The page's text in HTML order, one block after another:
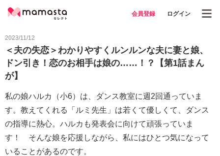
会員登録 ログイン
2023/11/12
＜夫の失恋＞わかりやすくルンルンな夫に妻と娘、
ドン引き！恋のお相手は娘の……！？【第1話まん
が】
私の娘ハルカ（小6）は、ダンス教室に週2回通っていま
す。教えてくれる「ルミ先生」は若くて優しくて、ダンス
の指導に熱心。ハルカも発表会に向けて頑張っていま
す！ そんな娘を応援しながら、私にはひとつ気になって
いることがあるのです。